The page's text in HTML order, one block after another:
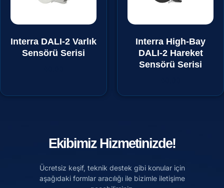
Interra DALI-2 Varlık
Sensörü Serisi
Interra High-Bay
DALI-2 Hareket
Sensörü Serisi
Ekibimiz Hizmetinizde!
Ücretsiz keşif, teknik destek gibi konular için
aşağıdaki formlar aracılığı ile bizimle iletişime